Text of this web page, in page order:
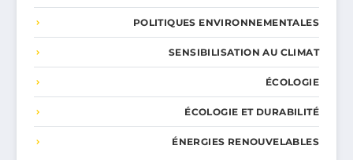
POLITIQUES ENVIRONNEMENTALES
SENSIBILISATION AU CLIMAT
ÉCOLOGIE
ÉCOLOGIE ET DURABILITÉ
ÉNERGIES RENOUVELABLES